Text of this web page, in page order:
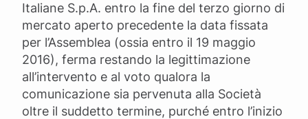
Italiane S.p.A. entro la fine del terzo giorno di
mercato aperto precedente la data fissata
per l’Assemblea (ossia entro il 19 maggio
2016), ferma restando la legittimazione
all’intervento e al voto qualora la
comunicazione sia pervenuta alla Società
oltre il suddetto termine, purché entro l’inizio